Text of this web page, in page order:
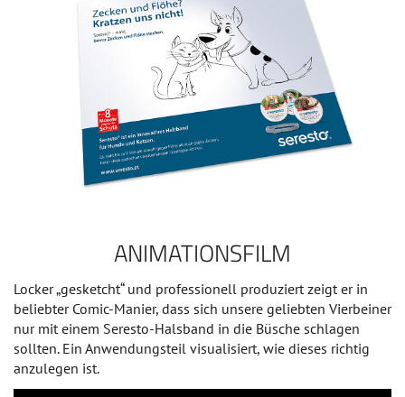
ANIMATIONSFILM
Locker „gesketcht“ und professionell produziert zeigt er in
beliebter Comic-Manier, dass sich unsere geliebten Vierbeiner
nur mit einem Seresto-Halsband in die Büsche schlagen
sollten. Ein Anwendungsteil visualisiert, wie dieses richtig
anzulegen ist.